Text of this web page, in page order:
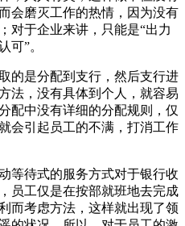
会磨灭工作的热情，因为没有
对于企业来讲，只能是“出力
可”。
的是分配到支行，然后支行进
法，没有具体到个人，就容易
配中没有详细的分配规则，仅
会引起员工的不满，打消工作
等待式的服务方式对于银行收
员工仅是在按部就班地去完成
而考虑方法，这样就出现了领